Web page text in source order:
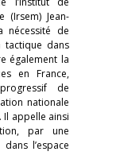
(Irsem) Jean-
nécessité de
tactique dans
également la
en France,
de
nationale
Il appelle ainsi
par une
l’espace